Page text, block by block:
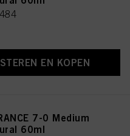
EN KOPEN
7-0 Medium
60ml